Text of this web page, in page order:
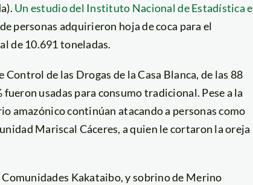
Un estudio del Instituto Nacional de Estadística e
personas adquirieron hoja de coca para el
de 10.691 toneladas.
de las Drogas de la Casa Blanca, de las 88
usadas para consumo tradicional. Pese a la
amazónico continúan atacando a personas como
Mariscal Cáceres, a quien le cortaron la oreja
Kakataibo, y sobrino de Merino